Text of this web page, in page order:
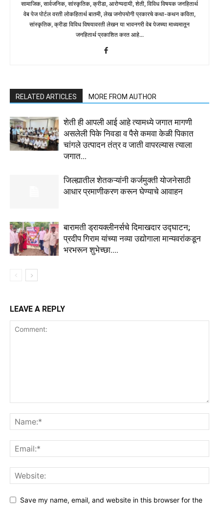
सामाजिक, सार्वजनिक, सांस्कृतिक, क्रीडा, आरोग्यदायी, शेती, विविध विषयक जनहितार्थ
वेब पेज पोर्टल वरती लोकहितार्थ बातमी, लेख जनोपयोगी प्रकारचे कथा-कथन कविता,
सांस्कृतिक, क्रीडा विविध विषयावरती लेखन या भावनगरी वेब पेजच्या माध्यमातून
जनहितार्थ प्रकाशित करत आहे...
RELATED ARTICLES MORE FROM AUTHOR
शेती ही आपली आई आहे त्यामध्ये जगात मागणी
असलेली पिके निवडा व पैसे कमवा केळी पिकात
चांगले उत्पादन तंत्र व जाती वापरल्यास त्याला
जगात...
जिल्ह्यातील शेतकऱ्यांनी कर्जमुक्ती योजनेसाठी
आधार प्रमाणीकरण करून घेण्याचे आवाहन
बारामती ड्रायक्लीनर्सचे दिमाखदार उद्घाटन;
प्रदीप गिराम यांच्या नव्या उद्योगाला मान्यवरांकडून
भरभरून शुभेच्छा….
LEAVE A REPLY
Save my name, email, and website in this browser for the